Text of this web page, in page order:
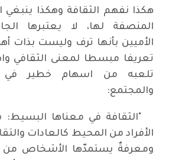
هكذا نفهم الثقافة وهكذا ينبغي
المنصفة لها، لا يعتبرها
الأميين بأنها ترف وليست بذات
تعريفا مبسطا لمعنى الثقافي
تلعبه من اسهام خطير في
والمجتمع:
"الثقافة في معناها
الأفراد من المحيط كالعادات
ومعرفةٌ يستمدّها الأشخاص من